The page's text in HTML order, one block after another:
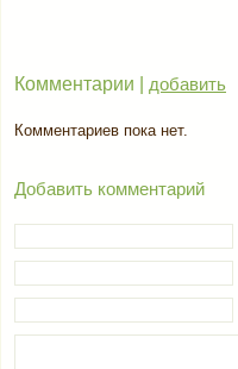
Комментарии | добавить
Комментариев пока нет.
Добавить комментарий